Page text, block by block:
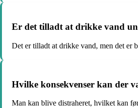
Er det tilladt at drikke vand
Det er tilladt at drikke vand, men det er
Hvilke konsekvenser kan der
Man kan blive distraheret, hvilket kan